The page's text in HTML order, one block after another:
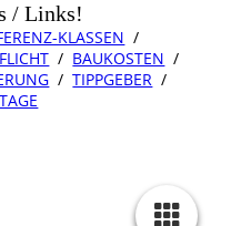
/ Links!
KLASSEN /
/ BAUKOSTEN /
/TIPPGEBER /